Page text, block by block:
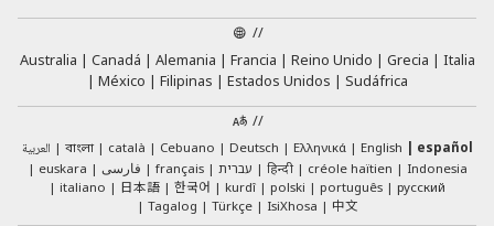
//
Australia
Canadá Alemania Francia Reino Unido Grecia
Italia
México
Filipinas Estados Unidos
Sudáfrica
//
العربية বাংলা català Cebuano Deutsch Ελληνικά English
español
euskara
فارسی français עברית हिन्दी créole haïtien
Indonesia
italiano
日本語 한국어 kurdî polski português
русский
Tagalog
Türkçe IsiXhosa 中文